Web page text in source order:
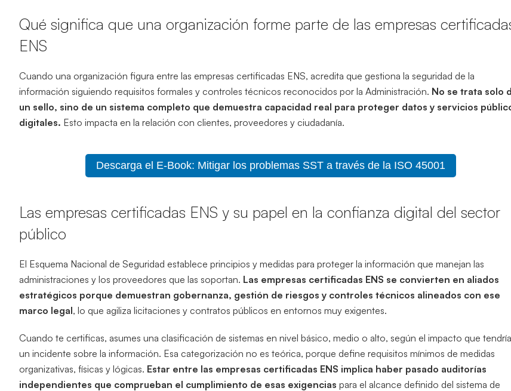
Qué significa que una organización forme parte de las empresas
ENS
Cuando una organización figura entre las empresas certificadas ENS, acredita que gestiona la seguridad de la
información siguiendo requisitos formales y controles técnicos reconocidos por la Administración. No se trata solo
un sello, sino de un sistema completo que demuestra capacidad real para proteger datos y servicios
digitales. Esto impacta en la relación con clientes, proveedores y ciudadanía.
Descarga el E-Book: Mitigar los problemas SST a través de la ISO 45001
Las empresas certificadas ENS y su papel en la confianza digital del sector
público
El Esquema Nacional de Seguridad establece principios y medidas para proteger la información que manejan las
administraciones y los proveedores que las soportan. Las empresas certificadas ENS se convierten en aliados
estratégicos porque demuestran gobernanza, gestión de riesgos y controles técnicos alineados con ese
marco legal, lo que agiliza licitaciones y contratos públicos en entornos muy exigentes.
Cuando te certificas, asumes una clasificación de sistemas en nivel básico, medio o alto, según el impacto que tendría
un incidente sobre la información. Esa categorización no es teórica, porque define requisitos mínimos de medidas
organizativas, físicas y lógicas. Estar entre las empresas certificadas ENS implica haber pasado auditorías
independientes que comprueban el cumplimiento de esas exigencias para el alcance definido del sistema de